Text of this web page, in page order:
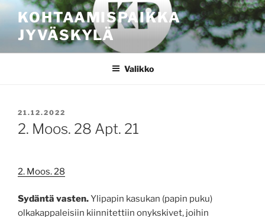
sisältöönKOHTAAMISPAIKKA
JYVÄSKYLÄ
Valikko
JULKAISTU
21.12.2022
2. Moos. 28 Apt. 21
2. Moos. 28
Sydäntä vasten.Ylipapin kasukan (papin puku)
olkakappaleisiin kiinnitettiin onykskivet, joihin